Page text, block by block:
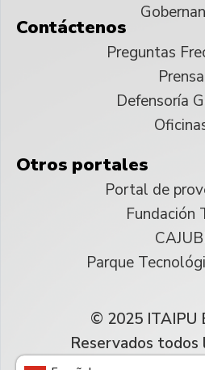
Contáctenos
Preguntas
Prensa
Defensoría
Otros portales
Portal de
Fundación
Parque
© 2025 ITAIPU
Reservados todos